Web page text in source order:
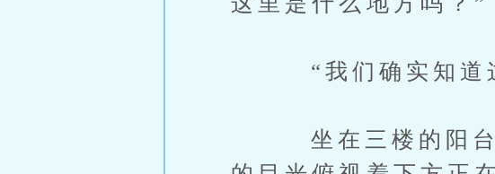
“我们确实知道这
坐在三楼的阳台边